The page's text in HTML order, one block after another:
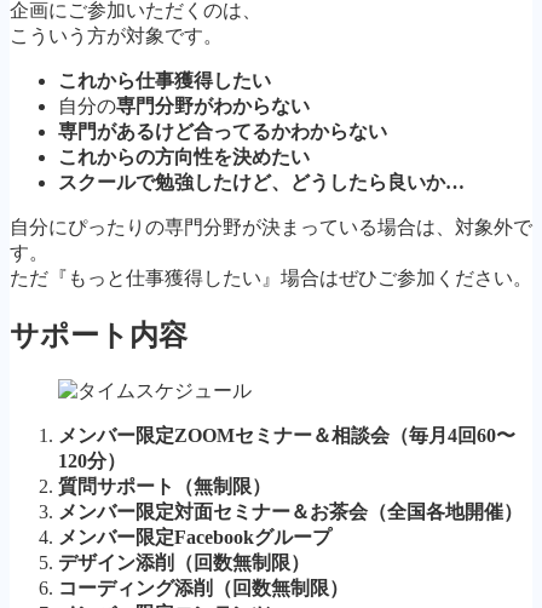
企画にご参加いただくのは、
こういう方が対象です。
これから仕事獲得したい
自分の専門分野がわからない
専門があるけど合ってるかわからない
これからの方向性を決めたい
スクールで勉強したけど、どうしたら良いか…
自分にぴったりの専門分野が決まっている場合は、対象外で
す。
ただ『もっと仕事獲得したい』場合はぜひご参加ください。
サポート内容
メンバー限定ZOOMセミナー＆相談会（毎月4回60〜
120分）
質問サポート（無制限）
メンバー限定対面セミナー＆お茶会（全国各地開催）
メンバー限定Facebookグループ
デザイン添削（回数無制限）
コーディング添削（回数無制限）